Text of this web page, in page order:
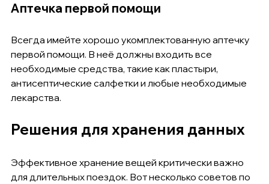
Аптечка первой помощи
Всегда имейте хорошо укомплектованную аптечку
первой помощи. В неё должны входить все
необходимые средства, такие как пластыри,
антисептические салфетки и любые необходимые
лекарства.
Решения для хранения данных
Эффективное хранение вещей критически важно
для длительных поездок. Вот несколько советов по